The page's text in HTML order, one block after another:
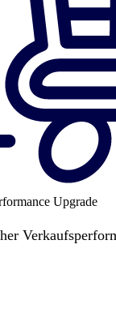
Upgrade